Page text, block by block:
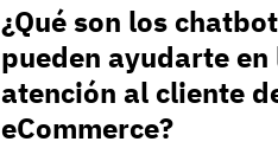
¿Qué son los
pueden ayudarte en
atención al cliente
eCommerce?